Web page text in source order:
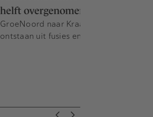
helft overgenomen
GroeNoord naar Kraakman, beide
ontstaan uit fusies en overnames.